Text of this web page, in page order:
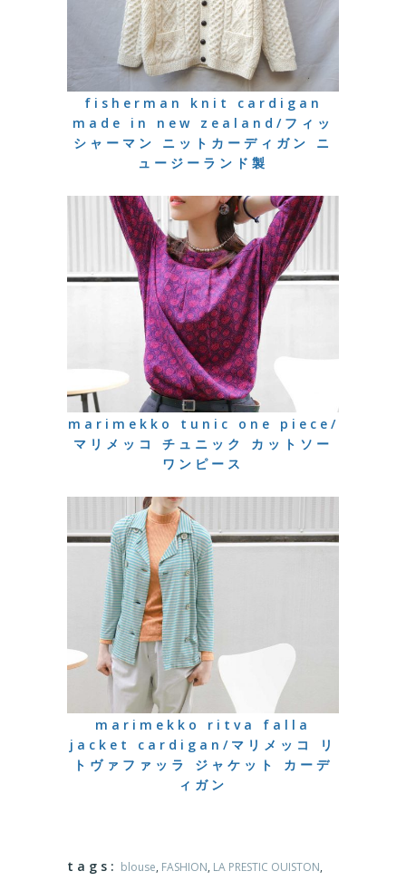
fisherman knit cardigan
made in new zealand/フィッ
シャーマン ニットカーディガン ニ
ュージーランド製
marimekko tunic one piece/
マリメッコ チュニック カットソー
ワンピース
marimekko ritva falla
jacket cardigan/マリメッコ リ
トヴァファッラ ジャケット カーデ
ィガン
tags: blouse, FASHION, LA PRESTIC OUISTON,